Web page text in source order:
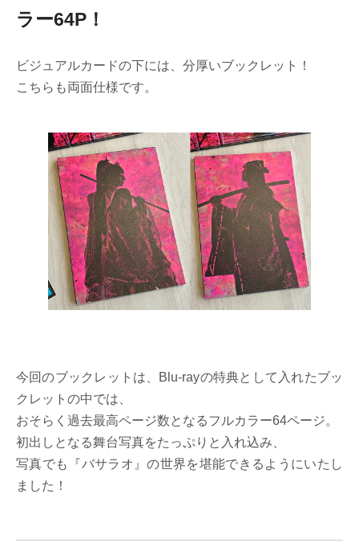
ラー64P！
ビジュアルカードの下には、分厚いブックレット！
こちらも両面仕様です。
今回のブックレットは、Blu-rayの特典として入れたブッ
クレットの中では、
おそらく過去最高ページ数となるフルカラー64ページ。
初出しとなる舞台写真をたっぷりと入れ込み、
写真でも『バサラオ』の世界を堪能できるようにいたし
ました！